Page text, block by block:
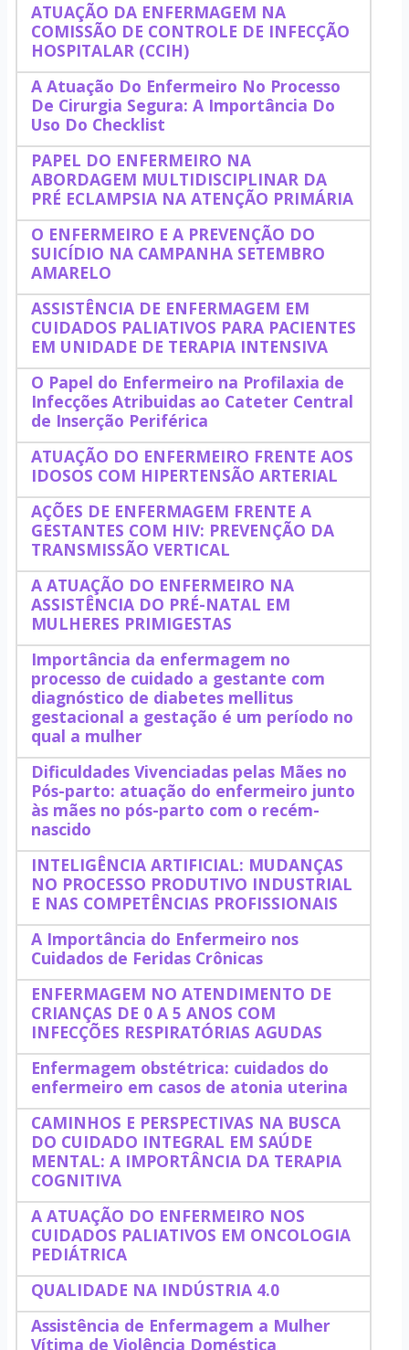
ATUAÇÃO DA ENFERMAGEM NA
COMISSÃO DE CONTROLE DE INFECÇÃO
HOSPITALAR (CCIH)
A Atuação Do Enfermeiro No Processo
De Cirurgia Segura: A Importância Do
Uso Do Checklist
PAPEL DO ENFERMEIRO NA
ABORDAGEM MULTIDISCIPLINAR DA
PRÉ ECLAMPSIA NA ATENÇÃO PRIMÁRIA
O ENFERMEIRO E A PREVENÇÃO DO
SUICÍDIO NA CAMPANHA SETEMBRO
AMARELO
ASSISTÊNCIA DE ENFERMAGEM EM
CUIDADOS PALIATIVOS PARA PACIENTES
EM UNIDADE DE TERAPIA INTENSIVA
O Papel do Enfermeiro na Profilaxia de
Infecções Atribuidas ao Cateter Central
de Inserção Periférica
ATUAÇÃO DO ENFERMEIRO FRENTE AOS
IDOSOS COM HIPERTENSÃO ARTERIAL
AÇÕES DE ENFERMAGEM FRENTE A
GESTANTES COM HIV: PREVENÇÃO DA
TRANSMISSÃO VERTICAL
A ATUAÇÃO DO ENFERMEIRO NA
ASSISTÊNCIA DO PRÉ-NATAL EM
MULHERES PRIMIGESTAS
Importância da enfermagem no
processo de cuidado a gestante com
diagnóstico de diabetes mellitus
gestacional a gestação é um período no
qual a mulher
Dificuldades Vivenciadas pelas Mães no
Pós-parto: atuação do enfermeiro junto
às mães no pós-parto com o recém-
nascido
INTELIGÊNCIA ARTIFICIAL: MUDANÇAS
NO PROCESSO PRODUTIVO INDUSTRIAL
E NAS COMPETÊNCIAS PROFISSIONAIS
A Importância do Enfermeiro nos
Cuidados de Feridas Crônicas
ENFERMAGEM NO ATENDIMENTO DE
CRIANÇAS DE 0 A 5 ANOS COM
INFECÇÕES RESPIRATÓRIAS AGUDAS
Enfermagem obstétrica: cuidados do
enfermeiro em casos de atonia uterina
CAMINHOS E PERSPECTIVAS NA BUSCA
DO CUIDADO INTEGRAL EM SAÚDE
MENTAL: A IMPORTÂNCIA DA TERAPIA
COGNITIVA
A ATUAÇÃO DO ENFERMEIRO NOS
CUIDADOS PALIATIVOS EM ONCOLOGIA
PEDIÁTRICA
QUALIDADE NA INDÚSTRIA 4.0
Assistência de Enfermagem a Mulher
Vítima de Violência Doméstica